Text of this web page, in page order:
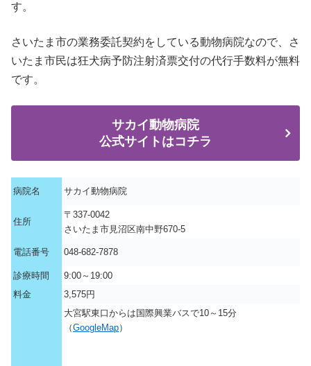
す。
さいたま市の業務委託契約をしている動物病院なので、さ
いたま市民は狂犬病予防注射済票交付の代行手数料が無料
です。
サカイ動物病院
公式サイトはコチラ
病院名 サカイ動物病院
住所
〒337-0042
さいたま市見沼区南中野670-5
電話番号 048-682-7878
診療時間
9:00～19:00
料金
3,575円
大宮駅東口からは国際興業バスで10～15分
（GoogleMap）